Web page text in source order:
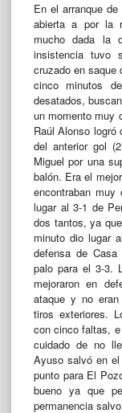
En el arranque
abierta a por la
mucho dada la
insistencia tuvo
cruzado en saque
cinco minutos
desatados,
un momento muy
Raúl Alonso logró
del anterior gol
Miguel por una
balón. Era el
encontraban
lugar al 3-1 de
dos tantos, ya
minuto dio lugar
defensa de
palo para el 3-3.
mejoraron en
ataque y no
tiros exteriores.
con cinco faltas,
cuidado de no
Ayuso salvó en
punto para El
bueno ya que
permanencia